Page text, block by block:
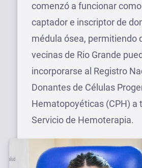
comenzó a funcionar
captador e inscriptor de
médula ósea, permitiendo
vecinas de Rio Grande
incorporarse al Registro
Donantes de Células
Hematopoyéticas (CPH) a
Servicio de Hemoterapia.